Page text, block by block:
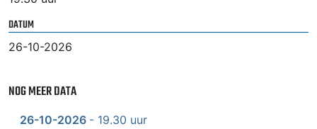
DATUM
26-10-2026
NOG MEER DATA
26-10-2026 - 19.30 uur